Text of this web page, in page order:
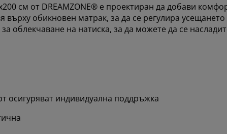
см от DREAMZONE® е проектиран да добави
обикновен матрак, за да се регулира усещането
облекчаване на натиска, за да можете да се
осигуряват индивидуална поддръжка